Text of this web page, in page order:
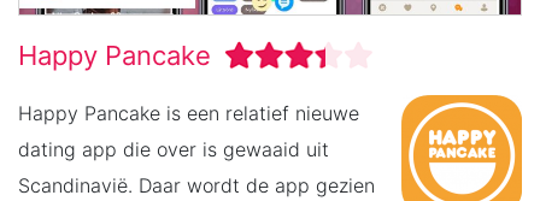
Happy Pancake
Happy Pancake is een relatief nieuwe
dating app die over is gewaaid uit
Scandinavië. Daar wordt de app gezien